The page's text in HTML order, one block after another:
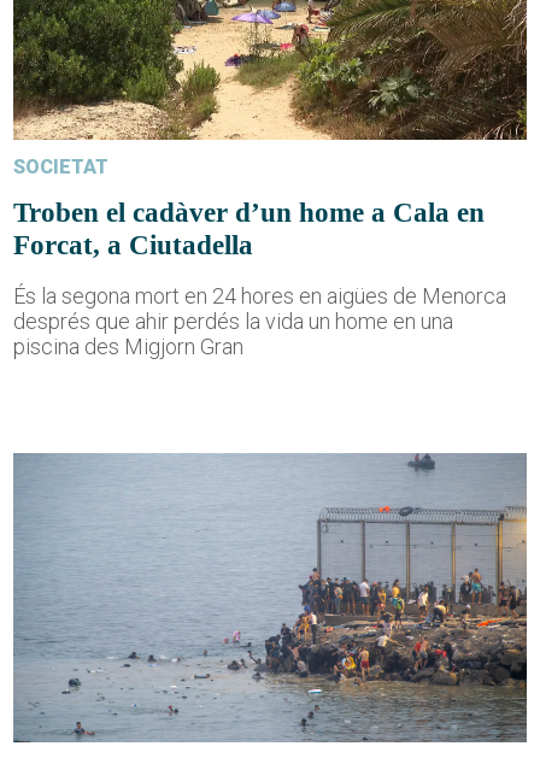
SOCIETAT
Troben el cadàver d’un home a Cala en
Forcat, a Ciutadella
És la segona mort en 24 hores en aigües de Menorca
després que ahir perdés la vida un home en una
piscina des Migjorn Gran